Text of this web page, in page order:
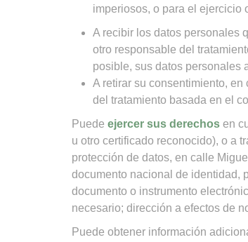
imperiosos, o para el ejercicio
A recibir los datos personales
otro responsable del
posible, sus datos personales
A retirar su consentimiento,
del tratamiento basada en el
Puede ejercer sus derechos en
u otro certificado reconocido), o a
protección de datos, en calle
documento nacional de identidad,
documento o instrumento
necesario; dirección a efectos de
Puede obtener información